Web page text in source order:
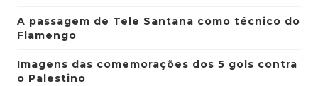
A passagem de Tele Santana como técnico do
Flamengo
Imagens das comemorações dos 5 gols contra
o Palestino